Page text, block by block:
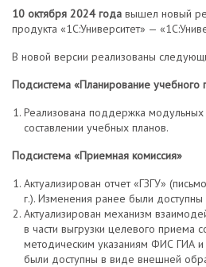
10 октября 2024 года вышел новый
продукта «1С:Университет» —
В новой версии реализованы
Подсистема «Планирование учебного
Реализована поддержка
составлении учебных планов.
Подсистема «Приемная комиссия»
Актуализирован отчет «ГЗГУ»
г.). Изменения ранее были доступны
Актуализирован механизм
в части выгрузки целевого приема
методическим указаниям ФИС ГИА
были доступны в виде внешней